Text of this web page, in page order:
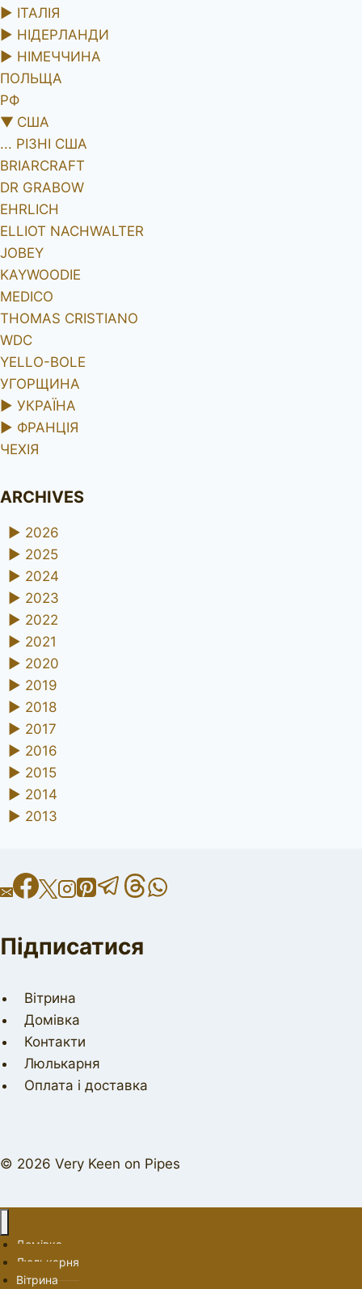
► ІТАЛІЯ
► НІДЕРЛАНДИ
► НІМЕЧЧИНА
ПОЛЬЩА
РФ
▼ США
... РІЗНІ США
BRIARCRAFT
DR GRABOW
EHRLICH
ELLIOT NACHWALTER
JOBEY
KAYWOODIE
MEDICO
THOMAS CRISTIANO
WDC
YELLO-BOLE
УГОРЩИНА
► УКРАЇНА
► ФРАНЦІЯ
ЧЕХІЯ
ARCHIVES
► 2026
► 2025
► 2024
► 2023
► 2022
► 2021
► 2020
► 2019
► 2018
► 2017
► 2016
► 2015
► 2014
► 2013
Підписатися
Вітрина
Домівка
Контакти
Люлькарня
Оплата і доставка
© 2026 Very Keen on Pipes
Домівка
Люлькарня
Вітрина